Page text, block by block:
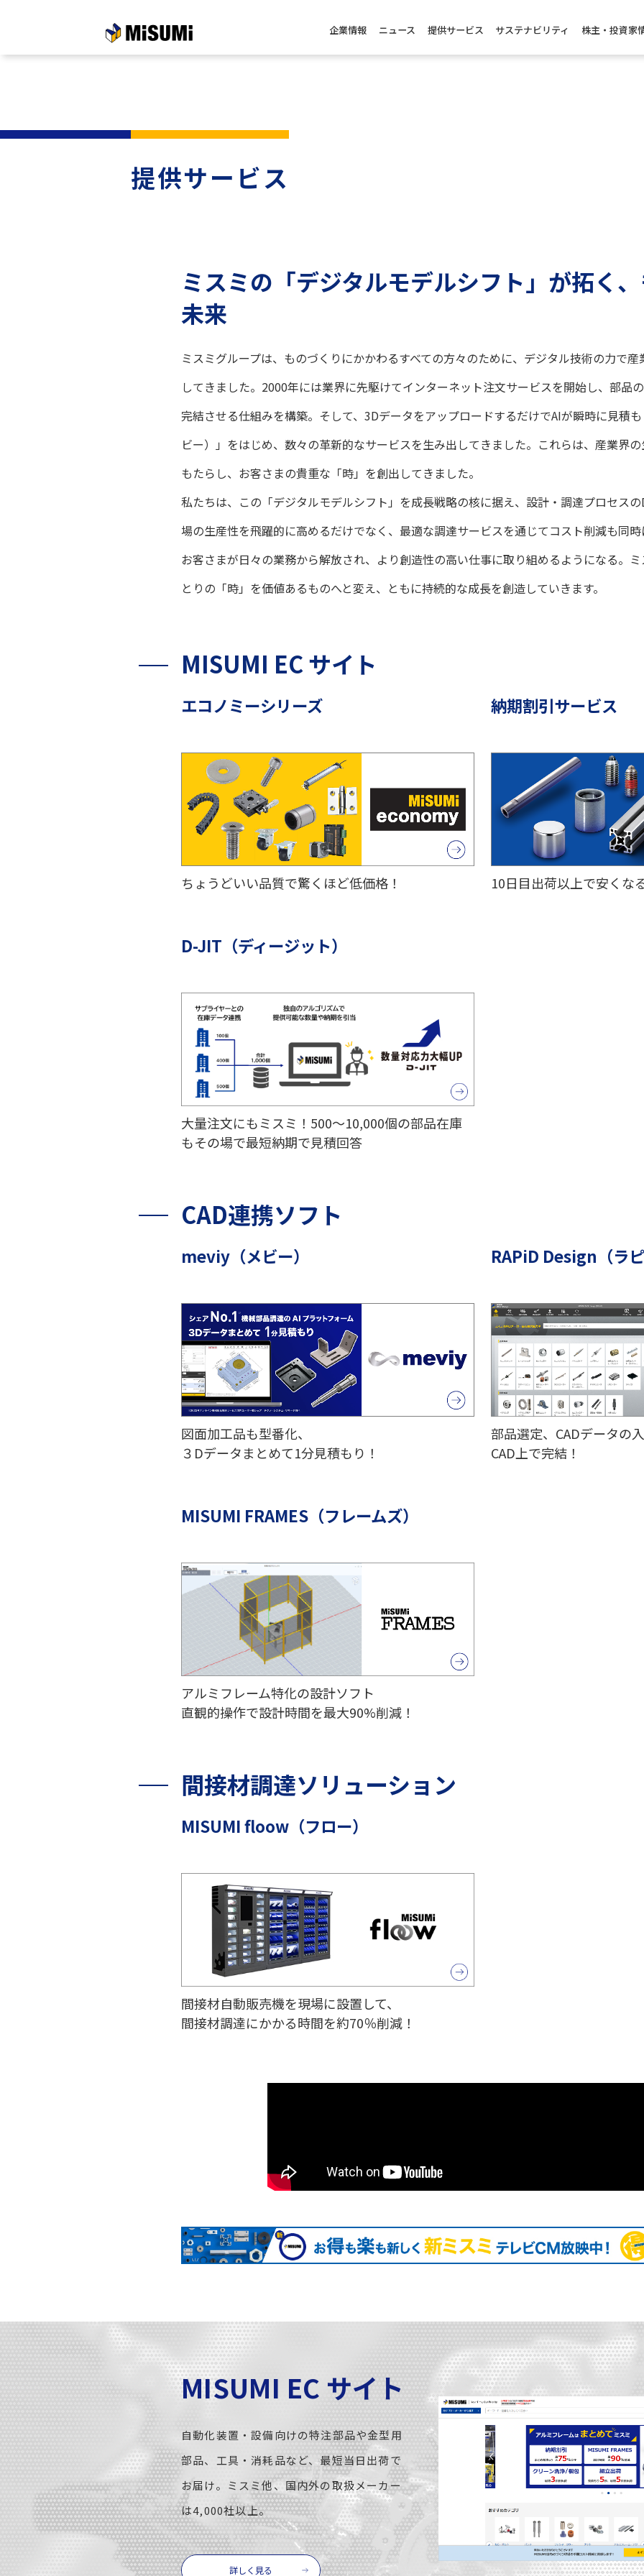
企業情報 ニュース 提供サービス サステナビリティ 株主・投資家
提供サービス
ミスミの「デジタルモデルシフト」が拓く
未来
ミスミグループは、ものづくりにかかわるすべての方々のために、デジタル技術の力で
してきました。2000年には業界に先駆けてインターネット注文サービスを開始し、部品
完結させる仕組みを構築。そして、3DデータをアップロードするだけでAIが瞬時に見積
ビー）」をはじめ、数々の革新的なサービスを生み出してきました。これらは、産業界
もたらし、お客さまの貴重な「時」を創出してきました。
私たちは、この「デジタルモデルシフト」を成長戦略の核に据え、設計・調達プロセス
場の生産性を飛躍的に高めるだけでなく、最適な調達サービスを通じてコスト削減も同
お客さまが日々の業務から解放され、より創造性の高い仕事に取り組めるようになる。
とりの「時」を価値あるものへと変え、ともに持続的な成長を創造していきます。
MISUMI EC サイト
エコノミーシリーズ
ちょうどいい品質で驚くほど低価格！
D-JIT（ディージット）
大量注文にもミスミ！500～10,000個の部品在庫
もその場で最短納期で見積回答
納期割引サービス
10日目出荷以上で安くな
CAD連携ソフト
meviy（メビー）
図面加工品も型番化、
３Dデータまとめて1分見積もり！
MISUMI FRAMES（フレームズ）
アルミフレーム特化の設計ソフト
直観的操作で設計時間を最大90%削減！
RAPiD Design（ラ
部品選定、CADデータの
CAD上で完結！
間接材調達ソリューション
MISUMI floow（フロー）
間接材自動販売機を現場に設置して、
間接材調達にかかる時間を約70％削減！
MISUMI EC サイト
自動化装置・設備向けの特注部品や金型用
部品、工具・消耗品など、最短当日出荷で
お届け。ミスミ他、国内外の取扱メーカー
は4,000社以上。
詳しく見る